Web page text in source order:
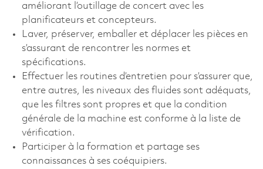
améliorant l’outillage de concert avec les
planificateurs et concepteurs.
Laver, préserver, emballer et déplacer les pièces en
s’assurant de rencontrer les normes et
spécifications.
Effectuer les routines d’entretien pour s’assurer que,
entre autres, les niveaux des fluides sont adéquats,
que les filtres sont propres et que la condition
générale de la machine est conforme à la liste de
vérification.
Participer à la formation et partage ses
connaissances à ses coéquipiers.